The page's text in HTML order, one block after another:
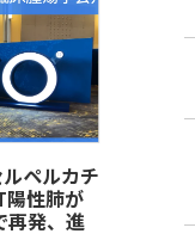
ルペルカチ
陽性肺が
再発、進